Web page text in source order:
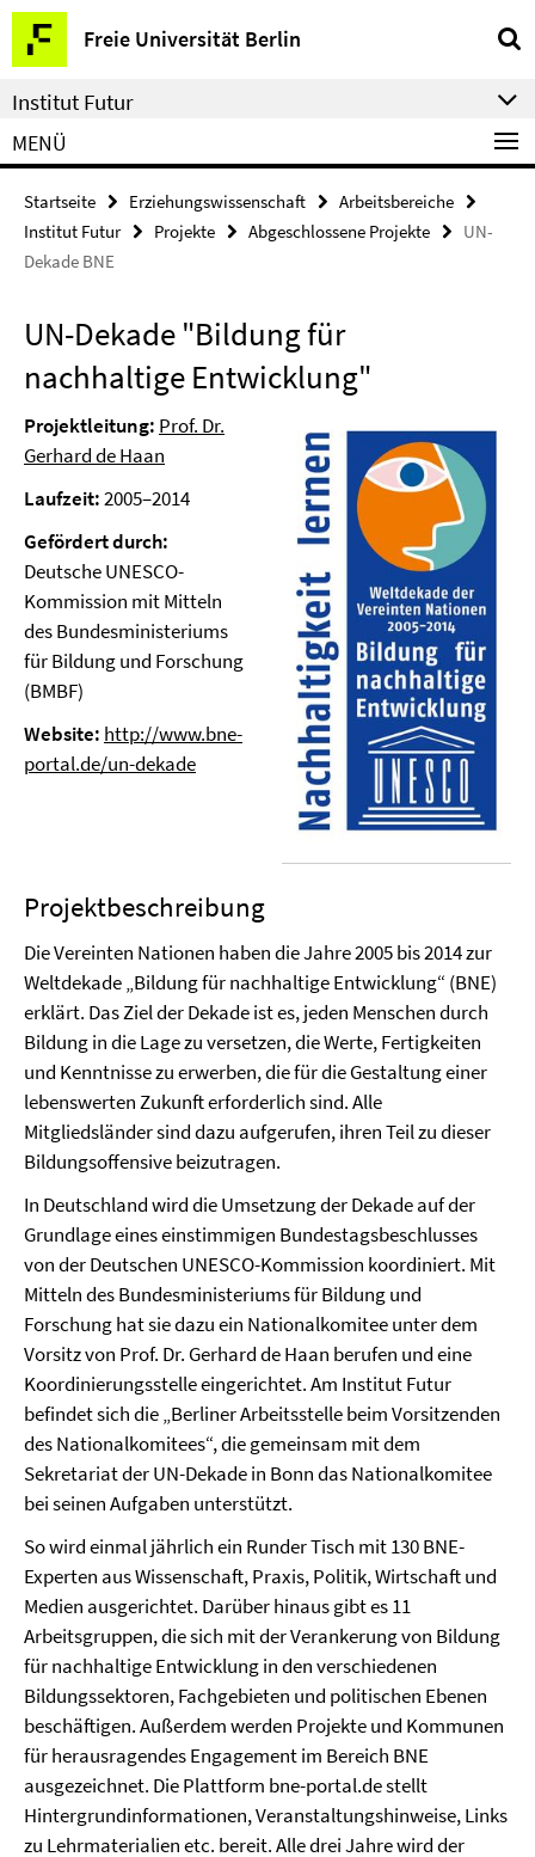
Springe
direkt
zu
Inhalt
Freie Universität Berlin
Service-
Navigation
Institut Futur
MENÜ
Startseite Erziehungswissenschaft
Arbeitsbereiche
Institut Futur
Projekte Abgeschlossene Projekte
UN-
Dekade BNE
UN-Dekade "Bildung für
nachhaltige Entwicklung"
Projektleitung: Prof. Dr.
Gerhard de Haan
Laufzeit:2005–2014
Gefördert durch:
Deutsche UNESCO-
Kommission mit Mitteln
des Bundesministeriums
für Bildung und Forschung
(BMBF)
Website: http://www.bne-
portal.de/un-dekade
Projektbeschreibung
Die Vereinten Nationen haben die Jahre 2005 bis 2014 zur
Weltdekade „Bildung für nachhaltige Entwicklung“ (BNE)
erklärt. Das Ziel der Dekade ist es, jeden Menschen durch
Bildung in die Lage zu versetzen, die Werte, Fertigkeiten
und Kenntnisse zu erwerben, die für die Gestaltung einer
lebenswerten Zukunft erforderlich sind. Alle
Mitgliedsländer sind dazu aufgerufen, ihren Teil zu dieser
Bildungsoffensive beizutragen.
In Deutschland wird die Umsetzung der Dekade auf der
Grundlage eines einstimmigen Bundestagsbeschlusses
von der Deutschen UNESCO-Kommission koordiniert. Mit
Mitteln des Bundesministeriums für Bildung und
Forschung hat sie dazu ein Nationalkomitee unter dem
Vorsitz von Prof. Dr. Gerhard de Haan berufen und eine
Koordinierungsstelle eingerichtet. Am Institut Futur
befindet sich die „Berliner Arbeitsstelle beim Vorsitzenden
des Nationalkomitees“, die gemeinsam mit dem
Sekretariat der UN-Dekade in Bonn das Nationalkomitee
bei seinen Aufgaben unterstützt.
So wird einmal jährlich ein Runder Tisch mit 130 BNE-
Experten aus Wissenschaft, Praxis, Politik, Wirtschaft und
Medien ausgerichtet. Darüber hinaus gibt es 11
Arbeitsgruppen, die sich mit der Verankerung von Bildung
für nachhaltige Entwicklung in den verschiedenen
Bildungssektoren, Fachgebieten und politischen Ebenen
beschäftigen. Außerdem werden Projekte und Kommunen
für herausragendes Engagement im Bereich BNE
ausgezeichnet. Die Plattform bne-portal.de stellt
Hintergrundinformationen, Veranstaltungshinweise, Links
zu Lehrmaterialien etc. bereit. Alle drei Jahre wird der